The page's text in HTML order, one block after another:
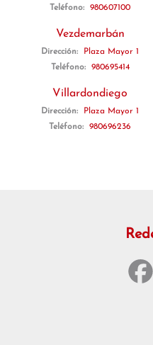
Teléfono:
980607100
Vezdemarbán
Dirección:
Plaza Mayor 1
Teléfono:
980695414
Villardondiego
Dirección:
Plaza Mayor 1
Teléfono:
980696236